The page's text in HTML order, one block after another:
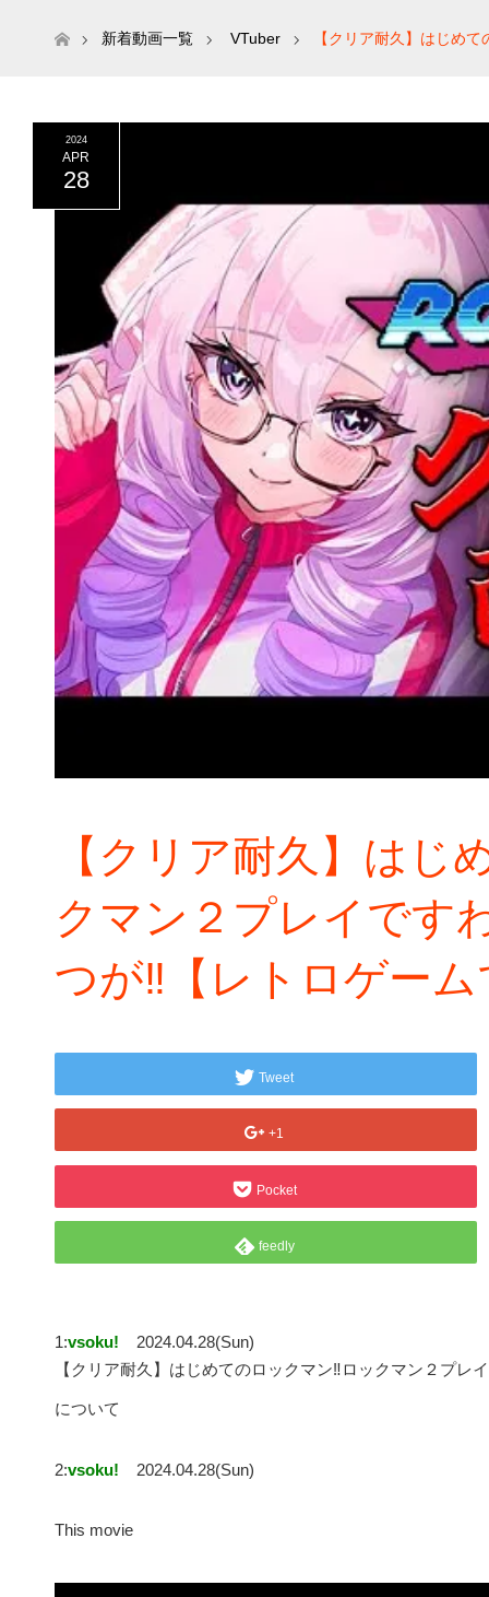
ホーム新着動画一覧 VTuber 【クリア耐久】はじめ
2024
APR
28
【クリア耐久】はじ
クマン２プレイです
つが‼【レトロゲー
Tweet
+1
Pocket
feedly
1:vsoku!
2024.04.28(Sun)
【クリア耐久】はじめてのロックマン‼ロックマン２プ
について
2:vsoku! 2024.04.28(Sun)
This movie